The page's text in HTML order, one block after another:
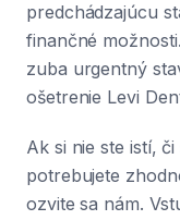
predchádzajúcu
finančné
zuba urgentný
ošetrenie Levi
Ak si nie ste istí,
potrebujete
ozvite sa nám.